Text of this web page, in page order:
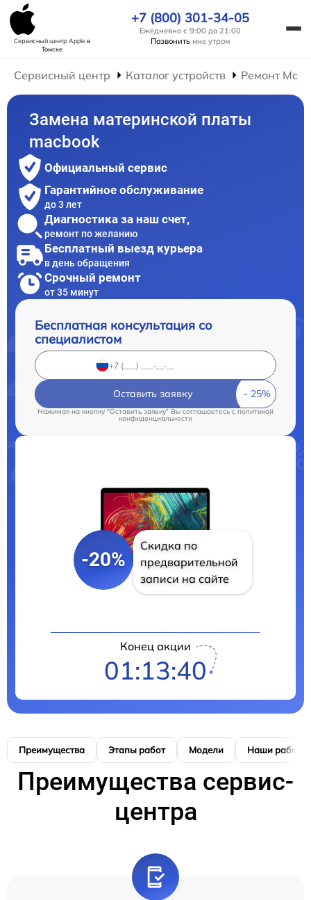
Сервисный центр Appleв
Томске
+7 (800) 301-34-05
Ежедневно с 9:00 до 21:00
Позвонить мне утром
Сервисный центр Каталог устройств Ремонт
Замена материнской платы
macbook
Официальный сервис
Гарантийное обслуживание
до 3 лет
Диагностика за наш счет,
ремонт по желанию
Бесплатный выезд курьера
в день обращения
Срочный ремонт
от 35 минут
Бесплатная консультация со
специалистом
Оставить заявку
Нажимая на кнопку "Оставить заявку" Вы соглашаетесь cполитикой
конфиденциальности
-20%
Скидка по
предварительной
записи на сайте
Конец акции
01:13:39
Преимущества Этапы работ Модели Наши работы
Преимущества сервис-
центра